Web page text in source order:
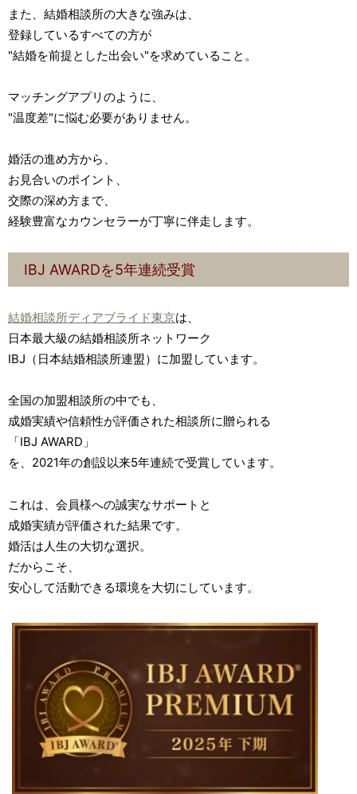
また、結婚相談所の大きな強みは、
登録しているすべての方が
"結婚を前提とした出会い"を求めていること。
マッチングアプリのように、
"温度差"に悩む必要がありません。
婚活の進め方から、
お見合いのポイント、
交際の深め方まで、
経験豊富なカウンセラーが丁寧に伴走します。
IBJ AWARDを5年連続受賞
結婚相談所ディアブライド東京は、
日本最大級の結婚相談所ネットワーク
IBJ（日本結婚相談所連盟）に加盟しています。
全国の加盟相談所の中でも、
成婚実績や信頼性が評価された相談所に贈られる
「IBJ AWARD」
を、2021年の創設以来5年連続で受賞しています。
これは、会員様への誠実なサポートと
成婚実績が評価された結果です。
婚活は人生の大切な選択。
だからこそ、
安心して活動できる環境を大切にしています。